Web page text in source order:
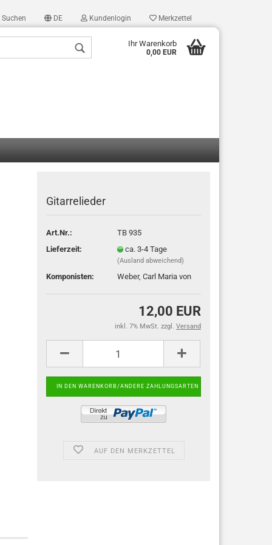
Suchen DE Kundenlogin Merkzettel
Ihr Warenkorb
0,00 EUR
Gitarrelieder
Art.Nr.:
TB 935
Lieferzeit:
ca. 3-4 Tage
(Ausland abweichend)
Komponisten: Weber, Carl Maria von
12,00 EUR
inkl. 7% MwSt. zzgl. Versand
AUF DEN MERKZETTEL